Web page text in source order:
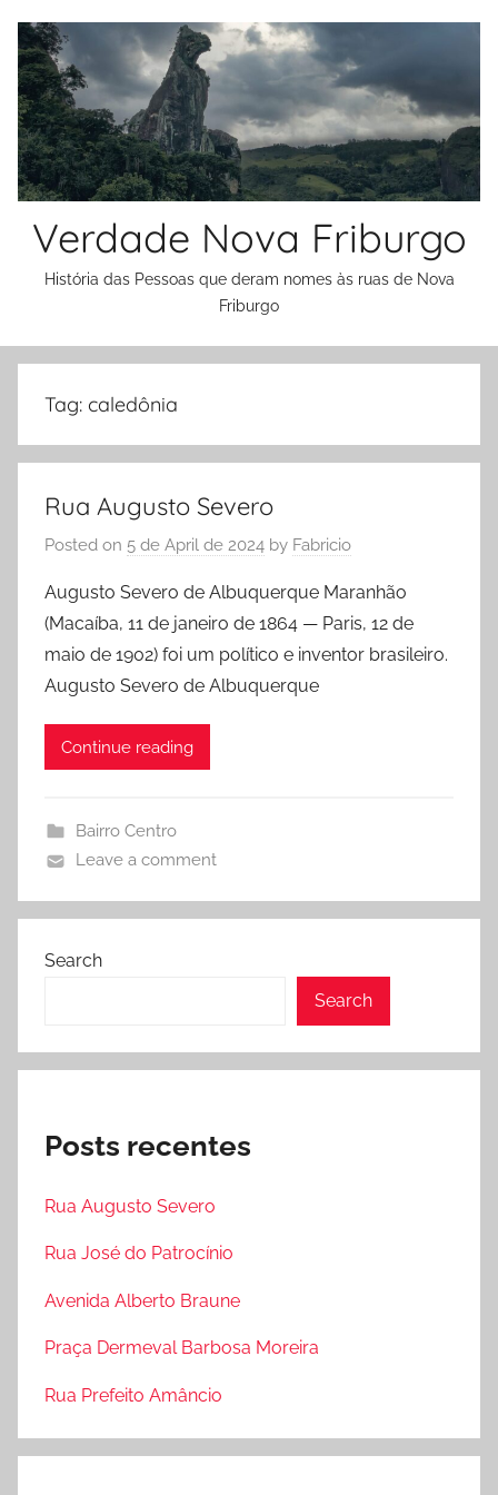
content
Verdade Nova Friburgo
História das Pessoas que deram nomes às ruas de Nova
Friburgo
Tag: caledônia
Rua Augusto Severo
Posted on 5 de April de 2024 by Fabricio
Augusto Severo de Albuquerque Maranhão
(Macaíba, 11 de janeiro de 1864 — Paris, 12 de
maio de 1902) foi um político e inventor brasileiro.
Augusto Severo de Albuquerque
Continue reading
Bairro Centro
Leave a comment
Search
Search
Posts recentes
Rua Augusto Severo
Rua José do Patrocínio
Avenida Alberto Braune
Praça Dermeval Barbosa Moreira
Rua Prefeito Amâncio